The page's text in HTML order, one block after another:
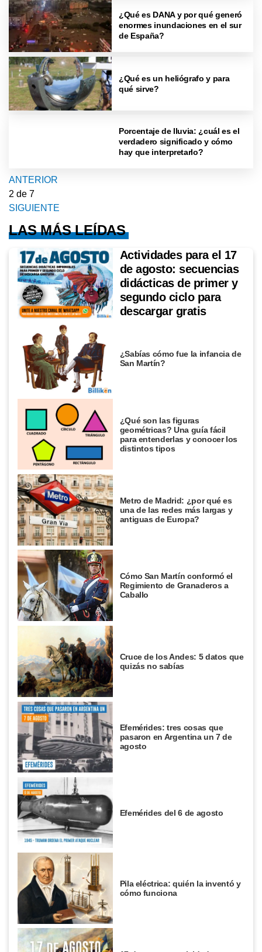
¿Qué es DANA y por qué generó
enormes inundaciones en el sur
de España?
¿Qué es un heliógrafo y para
qué sirve?
Porcentaje de lluvia: ¿cuál es el
verdadero significado y cómo
hay que interpretarlo?
ANTERIOR
2 de 7
SIGUIENTE
LAS MÁS LEÍDAS
Actividades para el 17
de agosto: secuencias
didácticas de primer y
segundo ciclo para
descargar gratis
¿Sabías cómo fue la infancia de
San Martín?
¿Qué son las figuras
geométricas? Una guía fácil
para entenderlas y conocer los
distintos tipos
Metro de Madrid: ¿por qué es
una de las redes más largas y
antiguas de Europa?
Cómo San Martín conformó el
Regimiento de Granaderos a
Caballo
Cruce de los Andes: 5 datos que
quizás no sabías
Efemérides: tres cosas que
pasaron en Argentina un 7 de
agosto
Efemérides del 6 de agosto
Pila eléctrica: quién la inventó y
cómo funciona